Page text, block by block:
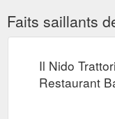
Faits saillants
Il Nido
Restaurant